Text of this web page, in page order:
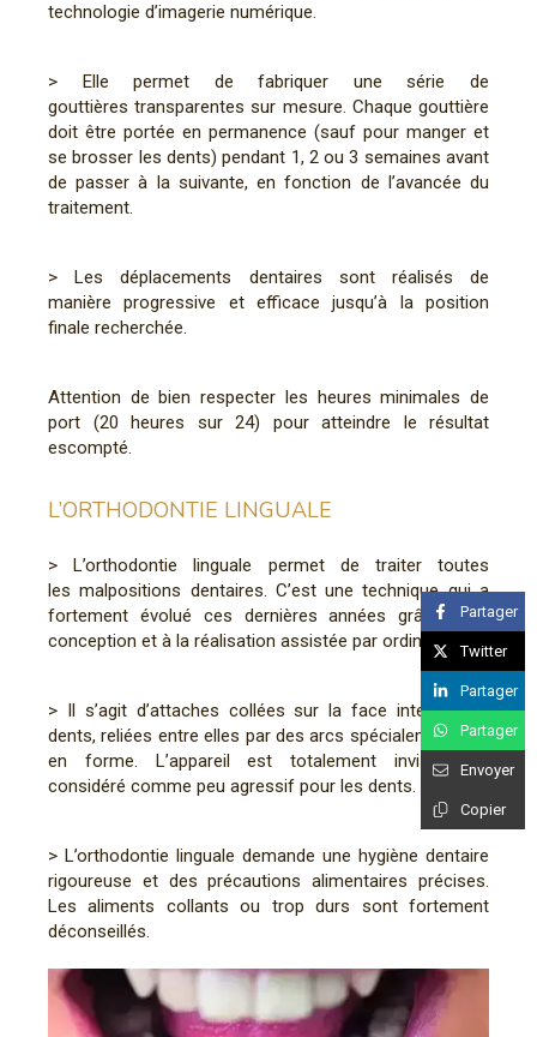
technologie d’imagerie numérique.
> Elle permet de fabriquer une série de
gouttières transparentes sur mesure. Chaque gouttière
doit être portée en permanence (sauf pour manger et
se brosser les dents) pendant 1, 2 ou 3 semaines avant
de passer à la suivante, en fonction de l’avancée du
traitement.
> Les déplacements dentaires sont réalisés de
manière progressive et efficace jusqu’à la position
finale recherchée.
Attention de bien respecter les heures minimales de
port (20 heures sur 24) pour atteindre le résultat
escompté.
L’ORTHODONTIE LINGUALE
> L’orthodontie linguale permet de traiter toutes
les malpositions dentaires. C’est une technique qui a
fortement évolué ces dernières années grâce à la
conception et à la réalisation assistée par ordinateur.
> Il s’agit d’attaches collées sur la face interne des
dents, reliées entre elles par des arcs spécialement mis
en forme. L’appareil est totalement invisible et
considéré comme peu agressif pour les dents.
> L’orthodontie linguale demande une hygiène dentaire
rigoureuse et des précautions alimentaires précises.
Les aliments collants ou trop durs sont fortement
déconseillés.
Partager
Twitter
Partager
Partager
Envoyer
Copier